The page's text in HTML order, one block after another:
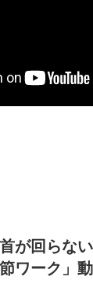
回らない
ワーク」